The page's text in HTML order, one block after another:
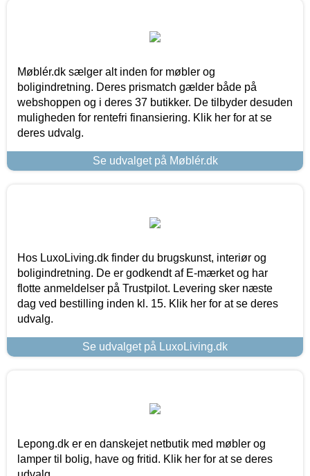
Møblér.dk sælger alt inden for møbler og
boligindretning. Deres prismatch gælder både på
webshoppen og i deres 37 butikker. De tilbyder desuden
muligheden for rentefri finansiering. Klik her for at se
deres udvalg.
Se udvalget på Møblér.dk
Hos LuxoLiving.dk finder du brugskunst, interiør og
boligindretning. De er godkendt af E-mærket og har
flotte anmeldelser på Trustpilot. Levering sker næste
dag ved bestilling inden kl. 15. Klik her for at se deres
udvalg.
Se udvalget på LuxoLiving.dk
Lepong.dk er en danskejet netbutik med møbler og
lamper til bolig, have og fritid. Klik her for at se deres